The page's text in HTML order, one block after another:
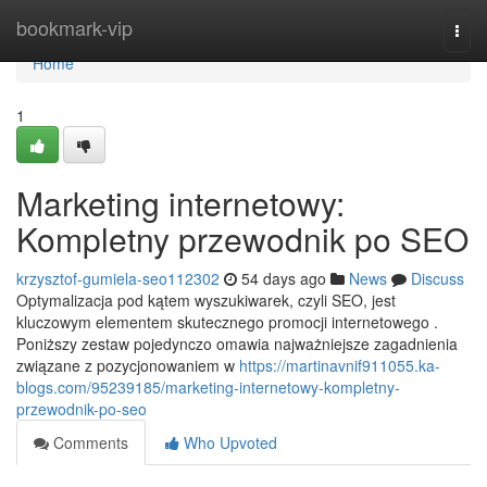
bookmark-vip
Home
Home
1
Marketing internetowy:
Kompletny przewodnik po SEO
krzysztof-gumiela-seo112302 54 days ago News
Discuss
Optymalizacja pod kątem wyszukiwarek, czyli SEO, jest
kluczowym elementem skutecznego promocji internetowego .
Poniższy zestaw pojedynczo omawia najważniejsze zagadnienia
związane z pozycjonowaniem w https://martinavnif911055.ka-
blogs.com/95239185/marketing-internetowy-kompletny-
przewodnik-po-seo
Comments
Who Upvoted